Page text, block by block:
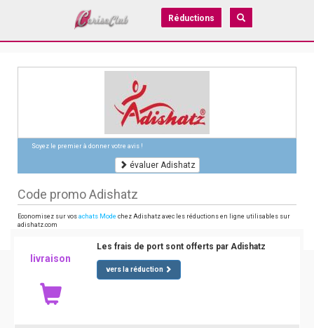
Réductions
Soyez le premier à donner votre avis !
évaluer Adishatz
Code promo Adishatz
Economisez sur vos achats Mode chez Adishatz avec les réductions en ligne utilisables sur
adishatz.com
livraison
Les frais de port sont offerts par Adishatz
vers la réduction